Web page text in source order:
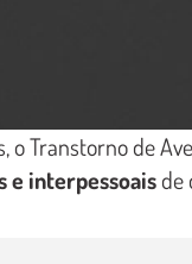
o Transtorno de
e interpessoaisde